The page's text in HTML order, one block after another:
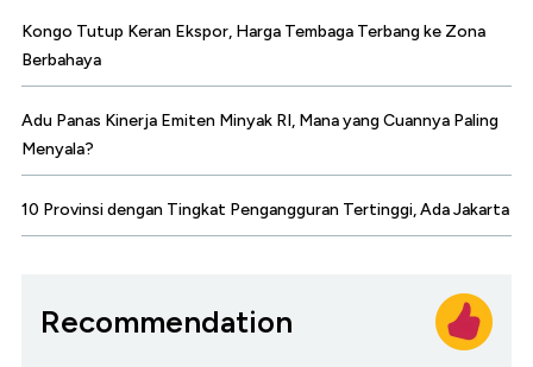
Kongo Tutup Keran Ekspor, Harga Tembaga Terbang ke Zona
Berbahaya
Adu Panas Kinerja Emiten Minyak RI, Mana yang Cuannya Paling
Menyala?
10 Provinsi dengan Tingkat Pengangguran Tertinggi, Ada Jakarta
Recommendation